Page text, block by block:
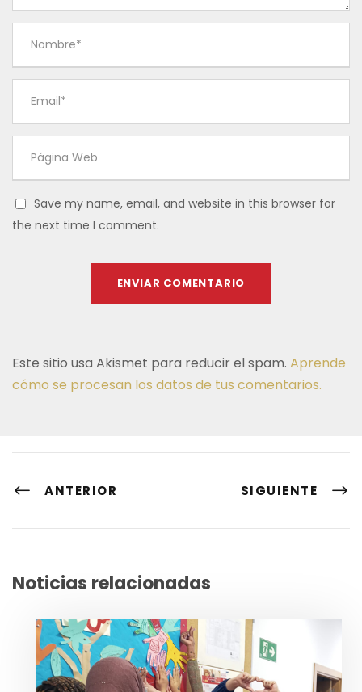
Save my name, email, and website in this browser for
the next time I comment.
Este sitio usa Akismet para reducir el spam. Aprende
cómo se procesan los datos de tus comentarios.
ANTERIOR SIGUIENTE
Noticias relacionadas